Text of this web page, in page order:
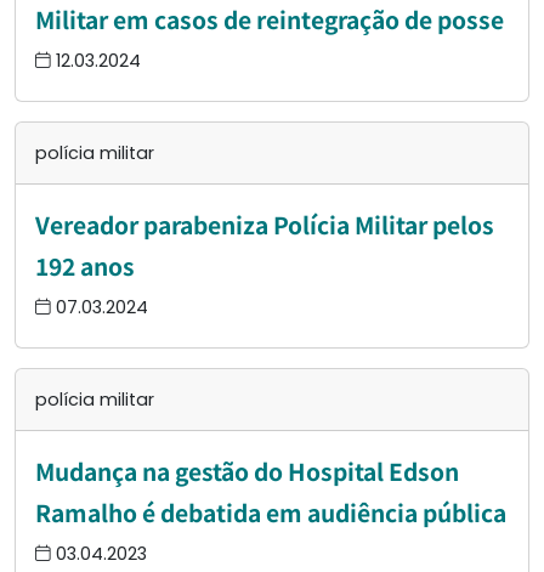
Militar em casos de reintegração de posse
12.03.2024
polícia militar
Vereador parabeniza Polícia Militar pelos
192 anos
07.03.2024
polícia militar
Mudança na gestão do Hospital Edson
Ramalho é debatida em audiência pública
03.04.2023